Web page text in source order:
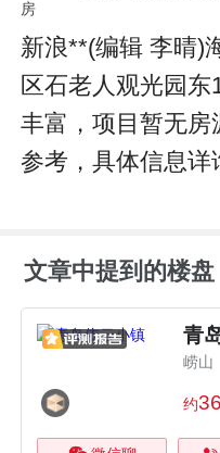
新浪**(编辑 李晴)
区石老人观光园
丰富，项目暂无
参考，具体信息详
文章中提到的楼盘
青
崂山
约